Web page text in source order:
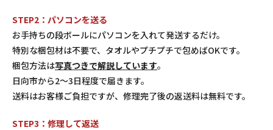
STEP2：パソコンを送る
お手持ちの段ボールにパソコンを入れて発送するだけ。
特別な梱包材は不要で、タオルやプチプチで包めばOKです。
梱包方法は写真つきで解説しています。
日向市から2〜3日程度で届きます。
送料はお客様ご負担ですが、修理完了後の返送料は無料です。
STEP3：修理して返送